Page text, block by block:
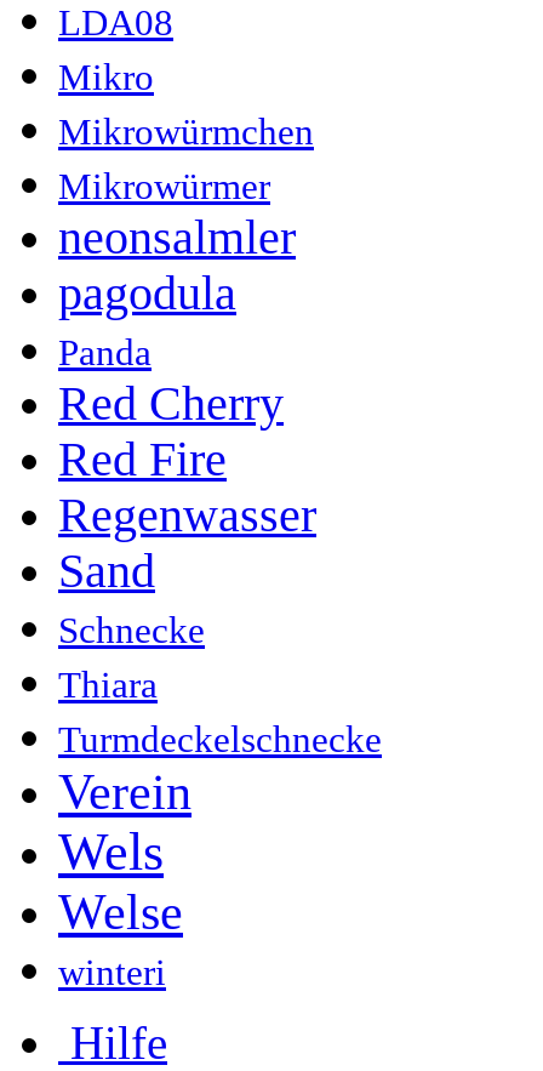
LDA08
Mikro
Mikrowürmchen
Mikrowürmer
neonsalmler
pagodula
Panda
Red Cherry
Red Fire
Regenwasser
Sand
Schnecke
Thiara
Turmdeckelschnecke
Verein
Wels
Welse
winteri
Hilfe